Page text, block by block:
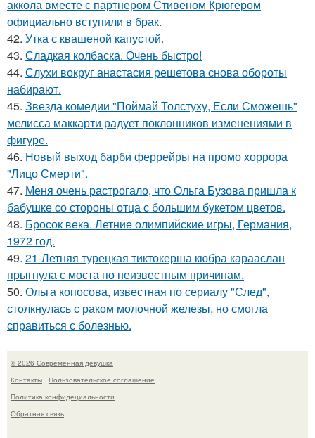
аккола вместе с партнером Стивеном Крюгером
официально вступили в брак.
42. Утка с квашеной капустой.
43. Сладкая колбаска. Очень быстро!
44. Слухи вокруг анастасия решетова снова обороты
набирают.
45. Звезда комедии "Поймай Толстуху, Если Сможешь"
мелисса маккарти радует поклонников изменениями в
фигуре.
46. Новый выход барби феррейры на промо хоррора
"Лицо Смерти".
47. Меня очень растрогало, что Ольга Бузова пришла к
бабушке со стороны отца с большим букетом цветов.
48. Бросок века. Летние олимпийские игры, Германия,
1972 год.
49. 21-Летняя турецкая тиктокерша кюбра карааслан
прыгнула с моста по неизвестным причинам.
50. Ольга копосова, известная по сериалу "След",
столкнулась с раком молочной железы, но смогла
справиться с болезнью.
© 2026 Современная девушка
Контакты
Пользовательское соглашение
Политика конфидециальности
Обратная связь